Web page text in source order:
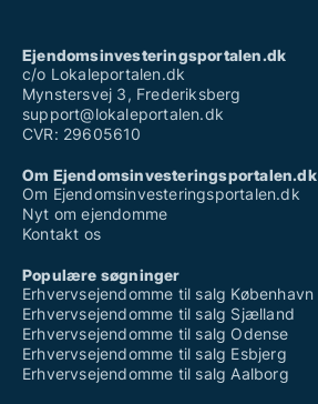
Ejendomsinvesteringsportalen.dk
c/o Lokaleportalen.dk
Mynstersvej 3, Frederiksberg
support@lokaleportalen.dk
CVR: 29605610
Om Ejendomsinvesteringsportalen.dk
Om Ejendomsinvesteringsportalen.dk
Nyt om ejendomme
Kontakt os
Populære søgninger
Erhvervsejendomme til salg København
Erhvervsejendomme til salg Sjælland
Erhvervsejendomme til salg Odense
Erhvervsejendomme til salg Esbjerg
Erhvervsejendomme til salg Aalborg